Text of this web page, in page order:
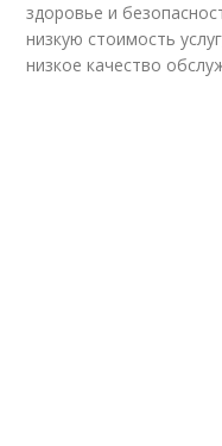
здоровье и
низкую стоимость
низкое качество